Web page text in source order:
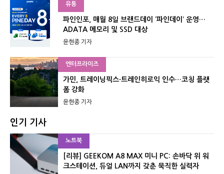
유통
파인인포, 매월 8일 브랜드데이 ‘파인데이’ 운영…
ADATA 메모리 및 SSD 대상
윤현종 기자
엔터프라이즈
가민, 트레이닝픽스·트레인히로익 인수…코칭 플랫
폼 강화
윤현종 기자
인기 기사
노트북
[리뷰] GEEKOM A8 MAX 미니 PC: 손바닥 위 워
크스테이션, 듀얼 LAN까지 갖춘 묵직한 실력자